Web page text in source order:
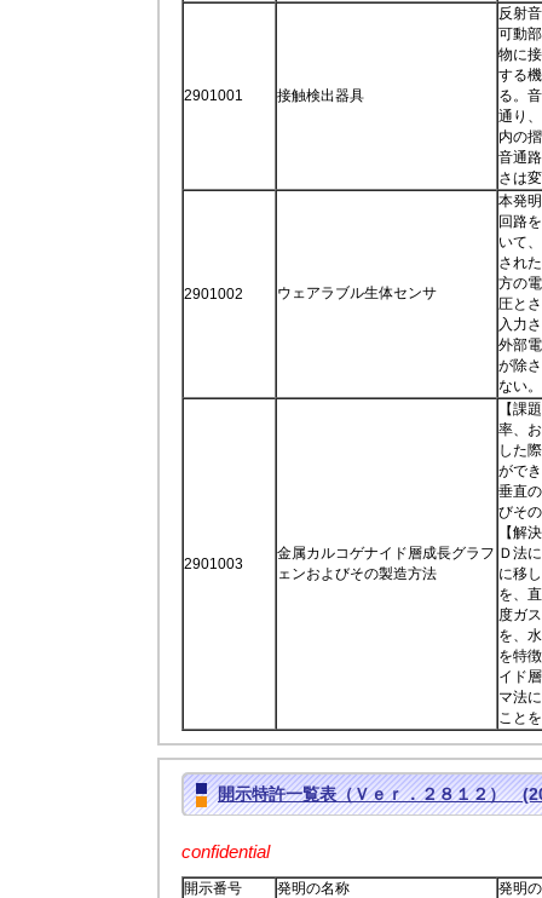
2901001 接触検出器具
反射
可動
物に
する
る。
通り
内の
音通
さは
2901002 ウェアラブル生体センサ
本発
回路
いて
され
方の
圧と
入力
外部
が除
ない。
2901003
金属カルコゲナイド層成長グラフ
ェンおよびその製造方法
【課
率、
した
がで
垂直
びそ
【解
Ｄ法
に移
を、
度ガ
を、
を特
イド
マ法
こと
開示特許一覧表（Ｖｅｒ．２８１２）
confidential
開示番号 発明の名称 発明